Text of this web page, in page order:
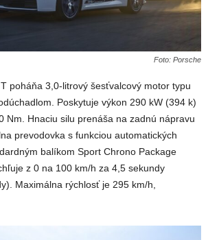
Foto: Porsche
poháňa 3,0-litrový šesťvalcový motor typu
Poskytuje výkon 290 kW (394 k)
Nm. Hnaciu silu prenáša na zadnú nápravu
prevodovka s funkciou automatických
balíkom Sport Chrono Package
z 0 na 100 km/h za 4,5 sekundy
Maximálna rýchlosť je 295 km/h,